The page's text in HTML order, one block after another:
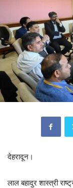
देहरादून।
लाल बहादुर शास्त्री